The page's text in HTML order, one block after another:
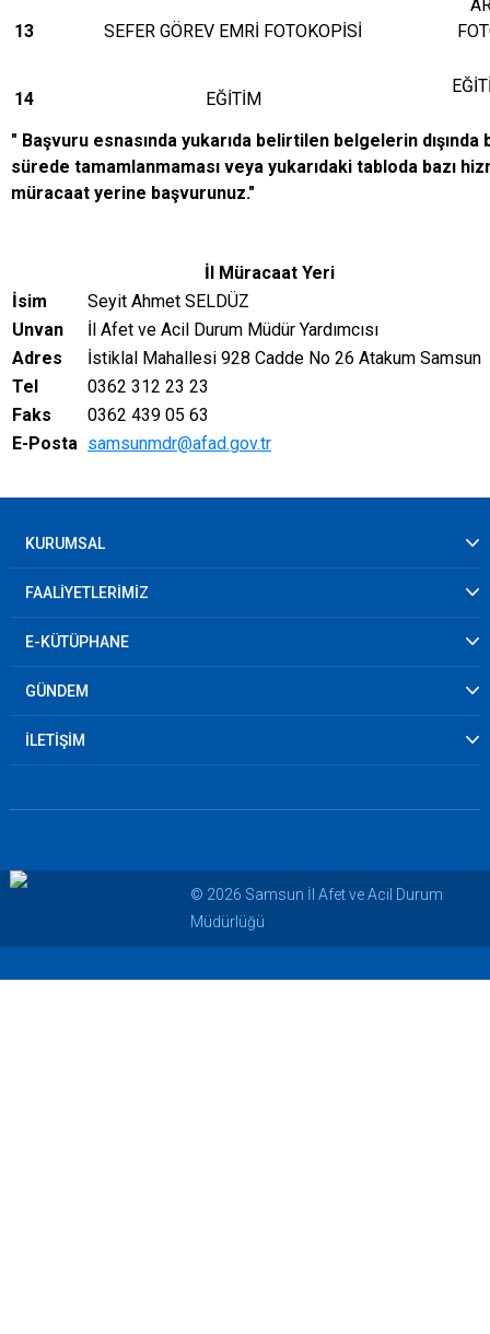
13 SEFER GÖREV EMRİ FOTOKOPİSİ
14 EĞİTİM
" Başvuru esnasında yukarıda belirtilen belgelerin
sürede tamamlanmaması veya yukarıdaki tabloda bazı
müracaat yerine başvurunuz."
İl Müracaat Yeri
İsim
Seyit Ahmet SELDÜZ
Unvan
İl Afet ve Acil Durum Müdür Yardımcısı
Adres
İstiklal Mahallesi 928 Cadde No 26 Atakum Samsun
Tel
0362 312 23 23
Faks
0362 439 05 63
E-Posta samsunmdr@afad.gov.tr
KURUMSAL
FAALİYETLERİMİZ
E-KÜTÜPHANE
GÜNDEM
İLETİŞİM
© 2026 Samsun İl Afet ve Acil Durum
Müdürlüğü